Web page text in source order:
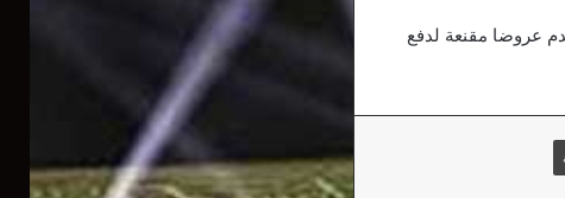
عروضا مقنعة لدفع